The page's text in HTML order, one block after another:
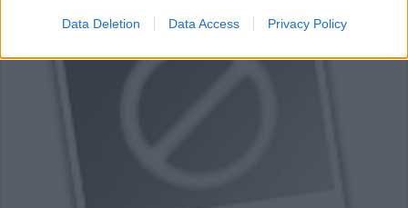
Data Deletion Data Access Privacy Policy